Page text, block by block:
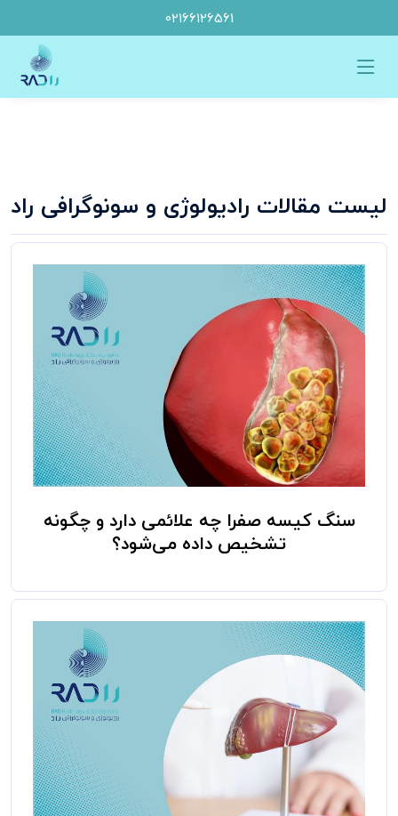
02166126561
لیست مقالات رادیولوژی و سونوگرافی راد
سنگ کیسه صفرا چه علائمی دارد و چگونه
تشخیص داده می‌شود؟